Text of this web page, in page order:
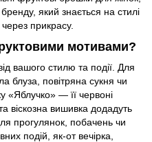
який знається на стилі
прикрасу.
мотивами?
вашого стилю та події. Для
блуза, повітряна сукня чи
«Яблучко» — її червоні
віскозна вишивка додадуть
прогулянок, побачень чи
подій, як-от вечірка,